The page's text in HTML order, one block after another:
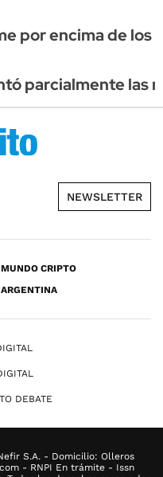
por encima de los
parcialmente las
NEWSLETTER
MUNDO CRIPTO
ARGENTINA
DEBATE
S.A. - Domicilio: Olleros
- RNPI En trámite - Issn